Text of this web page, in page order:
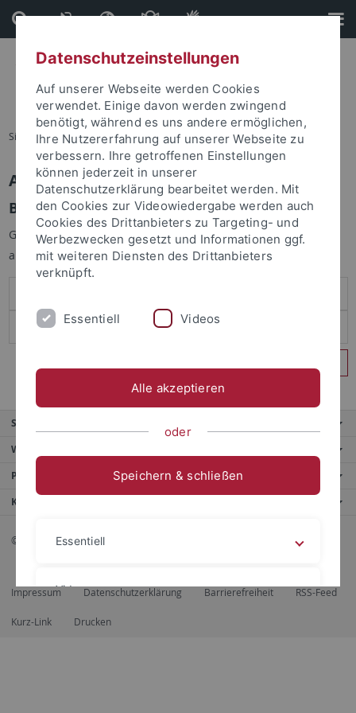
Direkt
zum
Inhalt
Direkt
zur
Fußleiste
Sie sind hier: Startseite
Anmelden
Benutzeranmeldung
Geben Sie Ihren Benutzernamen und Ihr Passwort an um sich
anzumelden:
Service
Weitere Angebote
Portale
Kontaktinfo
© 2026 Eberhard Karls Universität Tübingen, Tübingen
Impressum Datenschutzerklärung Barrierefreiheit RSS-Feed
Kurz-Link Drucken
Datenschutzeinstellungen
Auf unserer Webseite werden Cookies
verwendet. Einige davon werden zwingend
benötigt, während es uns andere ermöglichen,
Ihre Nutzererfahrung auf unserer Webseite zu
verbessern. Ihre getroffenen Einstellungen
können jederzeit in unserer
Datenschutzerklärung bearbeitet werden. Mit
den Cookies zur Videowiedergabe werden auch
Cookies des Drittanbieters zu Targeting- und
Werbezwecken gesetzt und Informationen ggf.
mit weiteren Diensten des Drittanbieters
verknüpft.
Essentiell Videos
Alle akzeptieren
oder
Speichern & schließen
Essentiell
Videos